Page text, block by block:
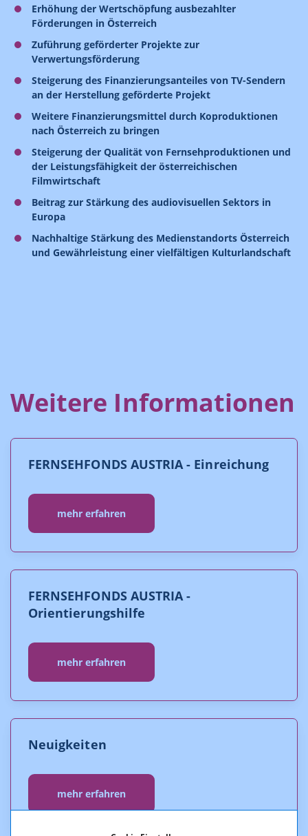
Erhöhung der Wertschöpfung ausbezahlter
Förderungen in Österreich
Zuführung geförderter Projekte zur
Verwertungsförderung
Steigerung des Finanzierungsanteiles von TV-Sendern
an der Herstellung geförderte Projekt
Weitere Finanzierungsmittel durch Koproduktionen
nach Österreich zu bringen
Steigerung der Qualität von Fernsehproduktionen und
der Leistungsfähigkeit der österreichischen
Filmwirtschaft
Beitrag zur Stärkung des audiovisuellen Sektors in
Europa
Nachhaltige Stärkung des Medienstandorts Österreich
und Gewährleistung einer vielfältigen Kulturlandschaft
Weitere Informationen
FERNSEHFONDS AUSTRIA - Einreichung
mehr erfahren
FERNSEHFONDS AUSTRIA -
Orientierungshilfe
mehr erfahren
Neuigkeiten
mehr erfahren